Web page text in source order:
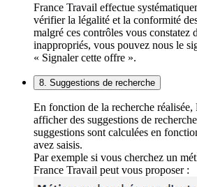
France Travail effectue
vérifier la légalité et la conformité
malgré ces contrôles vous constatez
inappropriés, vous pouvez nous le
« Signaler cette offre ».
8. Suggestions de recherche
En fonction de la recherche
afficher des suggestions de
suggestions sont calculées en
avez saisis.
Par exemple si vous cherchez un
France Travail peut vous proposer :